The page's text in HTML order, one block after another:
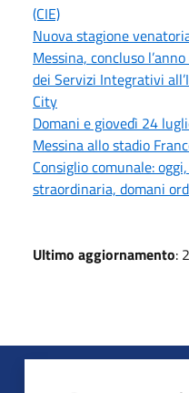
(CIE)
Nuova stagione
Messina, concluso
dei Servizi Integrativi
City
Domani e giovedì 24
Messina allo stadio
Consiglio comunale:
straordinaria, domani
Ultimo aggiornamento: